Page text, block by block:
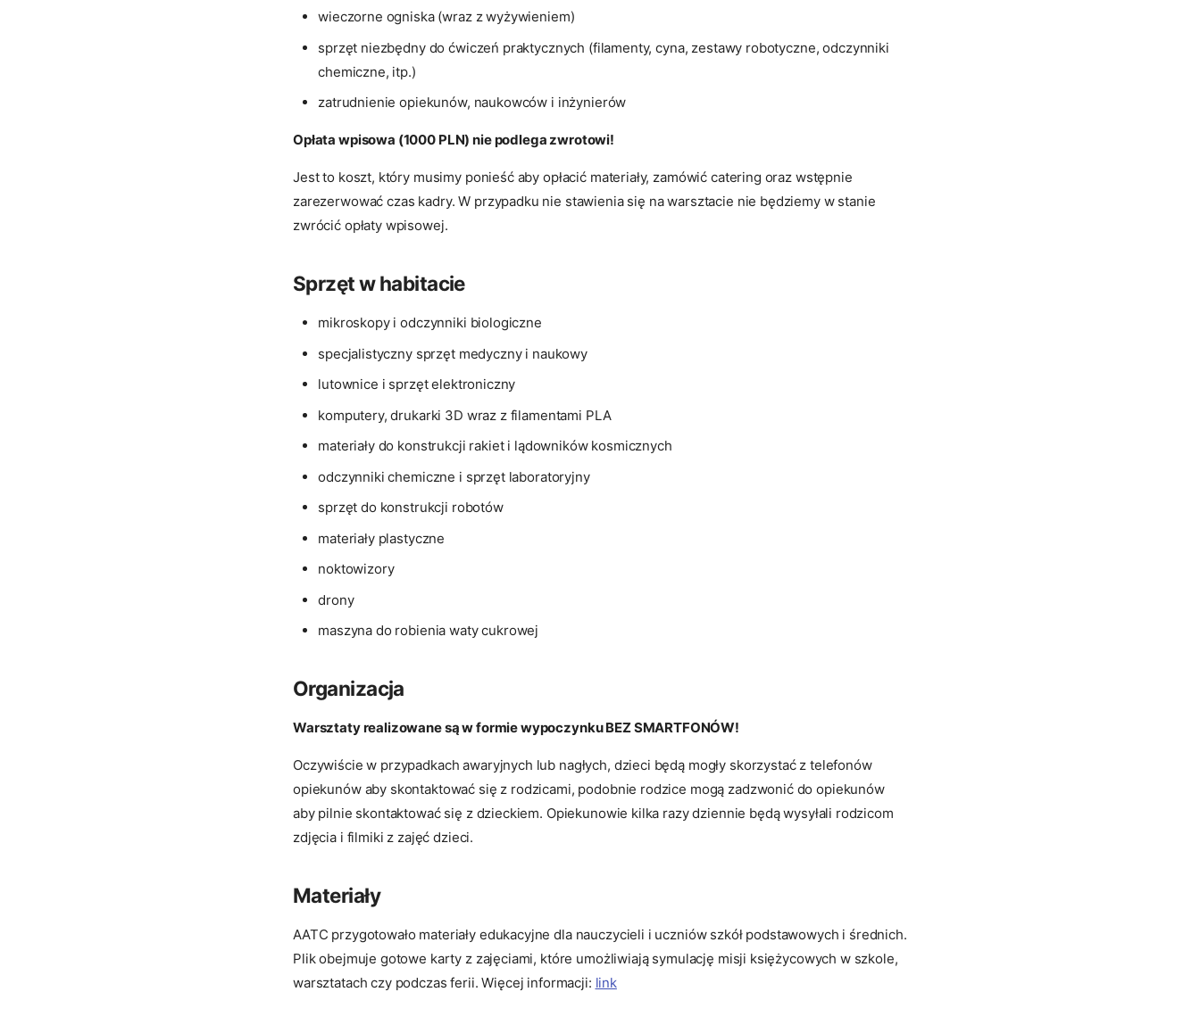
wieczorne ogniska (wraz z wyżywieniem)
sprzęt niezbędny do ćwiczeń praktycznych (filamenty, cyna, zestawy robotyczne, odczynniki
chemiczne, itp.)
zatrudnienie opiekunów, naukowców i inżynierów
Opłata wpisowa (1000 PLN) nie podlega zwrotowi!
Jest to koszt, który musimy ponieść aby opłacić materiały, zamówić catering oraz wstępnie
zarezerwować czas kadry. W przypadku nie stawienia się na warsztacie nie będziemy w stanie
zwrócić opłaty wpisowej.
Sprzęt w habitacie
mikroskopy i odczynniki biologiczne
specjalistyczny sprzęt medyczny i naukowy
lutownice i sprzęt elektroniczny
komputery, drukarki 3D wraz z filamentami PLA
materiały do konstrukcji rakiet i lądowników kosmicznych
odczynniki chemiczne i sprzęt laboratoryjny
sprzęt do konstrukcji robotów
materiały plastyczne
noktowizory
drony
maszyna do robienia waty cukrowej
Organizacja
Warsztaty realizowane są w formie wypoczynku BEZ SMARTFONÓW!
Oczywiście w przypadkach awaryjnych lub nagłych, dzieci będą mogły skorzystać z telefonów
opiekunów aby skontaktować się z rodzicami, podobnie rodzice mogą zadzwonić do opiekunów
aby pilnie skontaktować się z dzieckiem. Opiekunowie kilka razy dziennie będą wysyłali rodzicom
zdjęcia i filmiki z zajęć dzieci.
Materiały
AATC przygotowało materiały edukacyjne dla nauczycieli i uczniów szkół podstawowych i średnich.
Plik obejmuje gotowe karty z zajęciami, które umożliwiają symulację misji księżycowych w szkole,
warsztatach czy podczas ferii. Więcej informacji: link